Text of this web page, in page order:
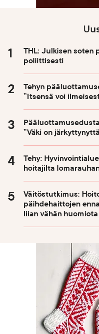
THL: Julkisen soten
poliittisesti
Tehyn
”Itsensä voi
”Väki on
Tehy:
hoitajilta
Väitöstutkimus:
päihdehaittojen
liian vähän huomiota